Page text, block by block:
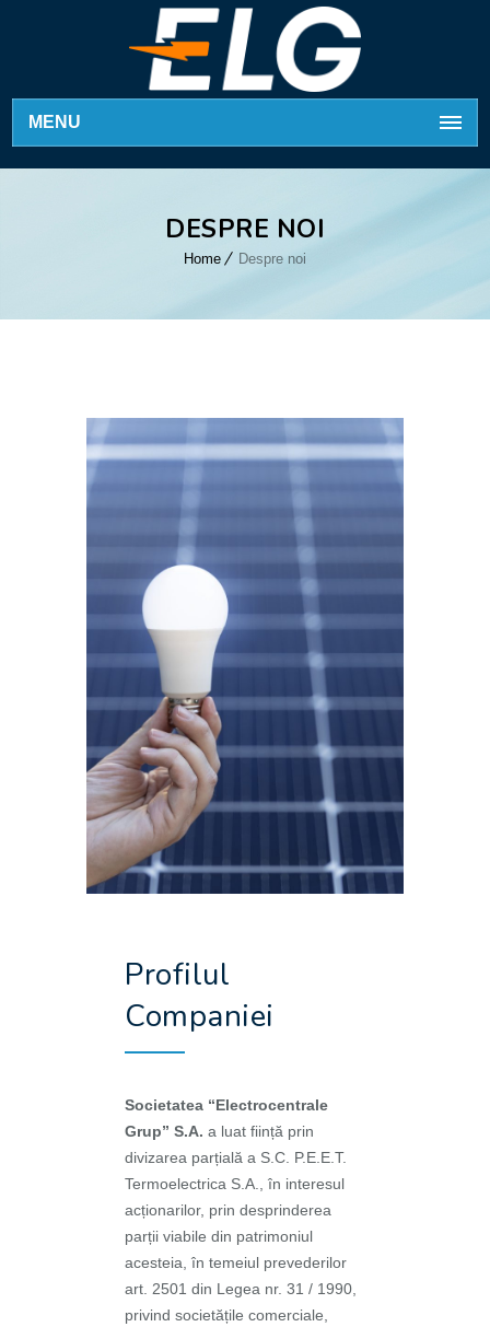
MENU
DESPRE NOI
Home Despre noi
Profilul
Companiei
Societatea “Electrocentrale
Grup” S.A. a luat ființă prin
divizarea parțială a S.C. P.E.E.T.
Termoelectrica S.A., în interesul
acționarilor, prin desprinderea
parții viabile din patrimoniul
acesteia, în temeiul prevederilor
art. 2501 din Legea nr. 31 / 1990,
privind societățile comerciale,